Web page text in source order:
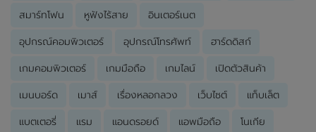
สมาร์ทโฟน หูฟังไร้สาย อินเตอร์เนต
อุปกรณ์คอมพิวเตอร์ อุปกรณ์โทรศัพท์ ฮาร์ดดิสก์
เกมคอมพิวเตอร์ เกมมือถือ เกมไลน์ เปิดตัวสินค้า
เมนบอร์ด เมาส์ เรื่องหลอกลวง เว็บไซต์ แท็บเล็ต
แบตเตอรี่ แรม แอนดรอยด์ แอพมือถือ โนเกีย